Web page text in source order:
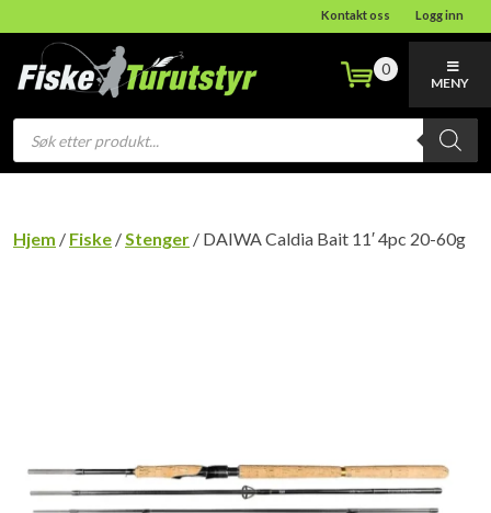
Kontakt oss Logg inn
Products
search
0
MENY
Hjem / Fiske /Stenger / DAIWA Caldia Bait 11′ 4pc 20-60g